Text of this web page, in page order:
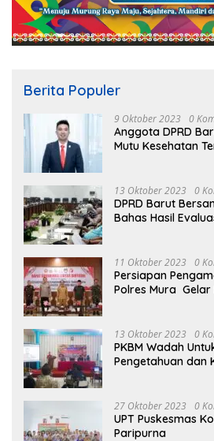
Berita Populer
9 Oktober 2023 0
Anggota DPRD
Mutu Kesehatan
13 Oktober 2023 0
DPRD Barut
Bahas Hasil
11 Oktober 2023 0
Persiapan
Polres Mura Gelar
13 Oktober 2023 0
PKBM Wadah
Pengetahuan dan
27 Oktober 2023 0
UPT Puskesmas
Paripurna